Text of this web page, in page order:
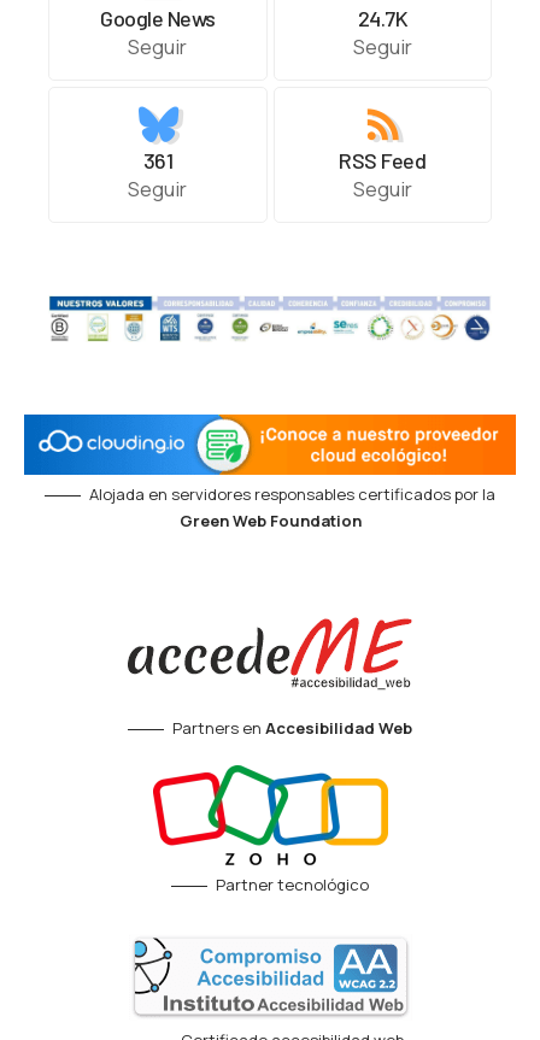
Google News
Seguir
24.7K
Seguir
361
Seguir
RSS Feed
Seguir
Alojada en servidores responsables certificados por la
Green Web Foundation
Partners en Accesibilidad Web
Partner tecnológico